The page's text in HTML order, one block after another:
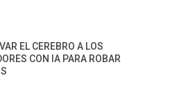
EL CEREBRO A LOS
CON IA PARA ROBAR